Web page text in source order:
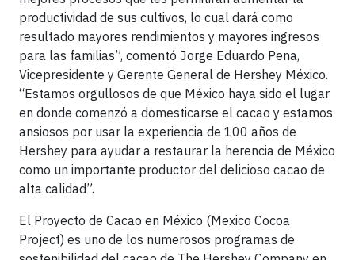
productividad de sus cultivos, lo cual dará como
resultado mayores rendimientos y mayores ingresos
para las familias”, comentó Jorge Eduardo Pena,
Vicepresidente y Gerente General de Hershey México.
“Estamos orgullosos de que México haya sido el lugar
en donde comenzó a domesticarse el cacao y estamos
ansiosos por usar la experiencia de 100 años de
Hershey para ayudar a restaurar la herencia de México
como un importante productor del delicioso cacao de
alta calidad”.
El Proyecto de Cacao en México (Mexico Cocoa
Project) es uno de los numerosos programas de